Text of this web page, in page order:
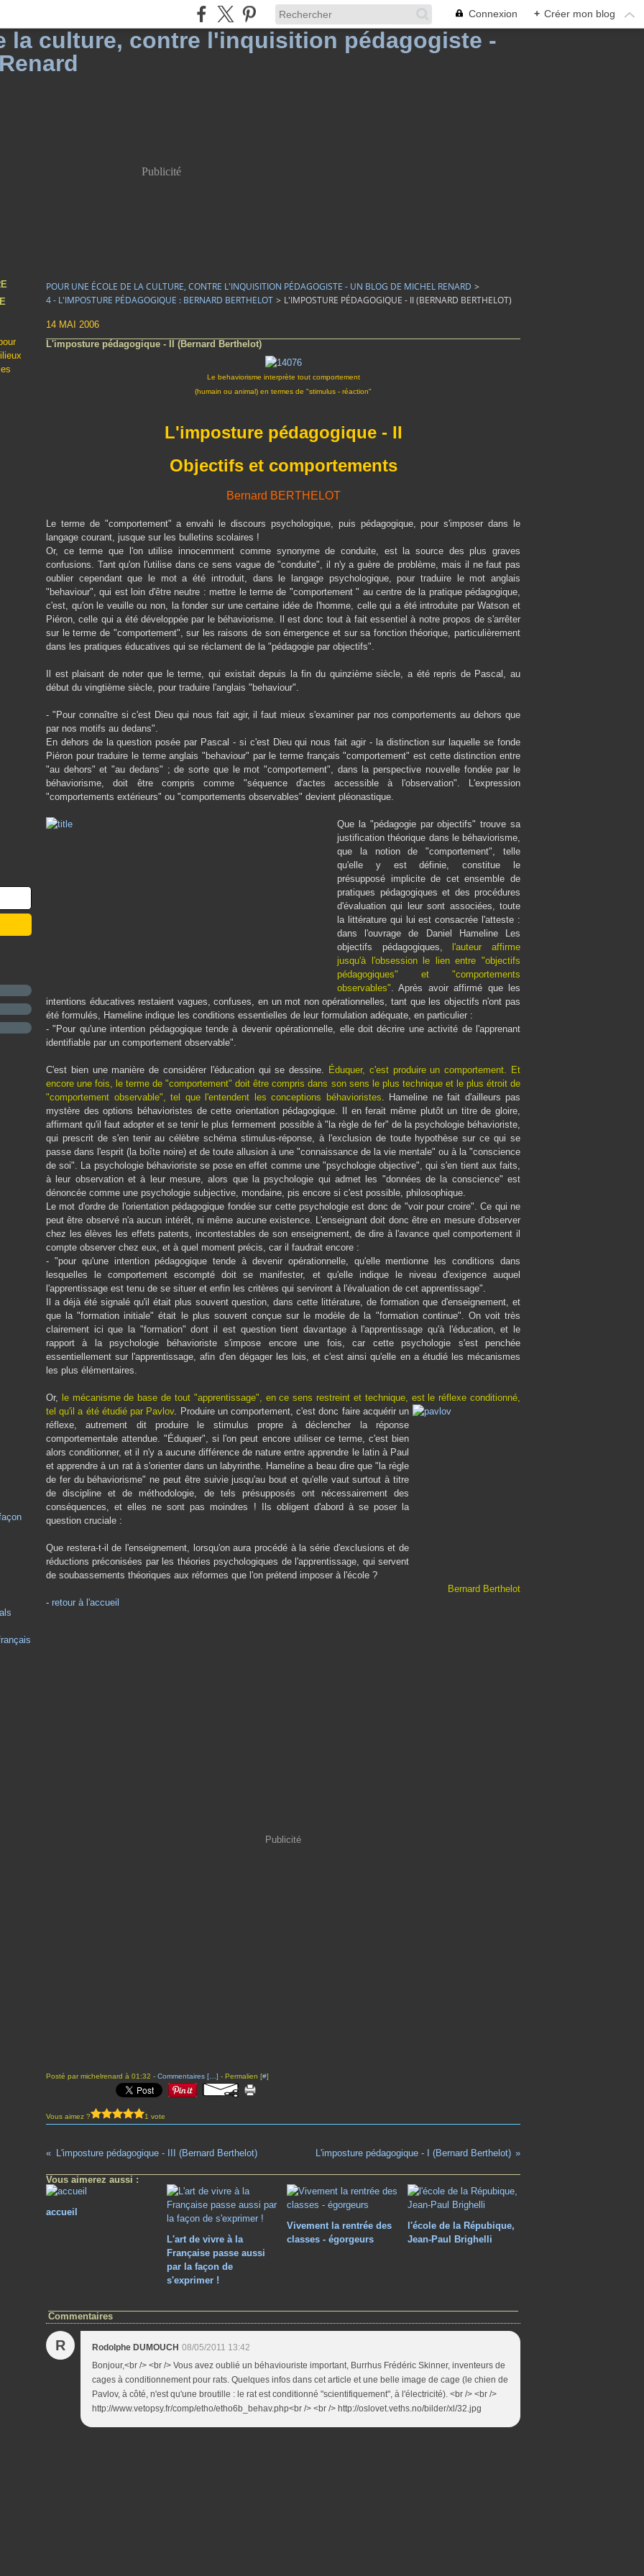
Connexion + Créer mon blog
Publicité
POUR UNE ÉCOLE DE LA CULTURE, CONTRE L'INQUISITION PÉDAGOGISTE - UN BLOG DE MICHEL RENARD >
4 - L'IMPOSTURE PÉDAGOGIQUE : BERNARD BERTHELOT > L'IMPOSTURE PÉDAGOGIQUE - II (BERNARD BERTHELOT)
14 MAI 2006
L'imposture pédagogique - II (Bernard Berthelot)
Le behaviorisme interprète tout comportement
(humain ou animal) en termes de "stimulus - réaction"
L'imposture pédagogique - II
Objectifs et comportements
Bernard BERTHELOT
Le terme de "comportement" a envahi le discours psychologique, puis pédagogique, pour s'imposer dans le
langage courant, jusque sur les bulletins scolaires !
Or, ce terme que l'on utilise innocemment comme synonyme de conduite, est la source des plus graves
confusions. Tant qu'on l'utilise dans ce sens vague de "conduite", il n'y a guère de problème, mais il ne faut pas
oublier cependant que le mot a été introduit, dans le langage psychologique, pour traduire le mot anglais
"behaviour", qui est loin d'être neutre : mettre le terme de "comportement " au centre de la pratique pédagogique,
c'est, qu'on le veuille ou non, la fonder sur une certaine idée de l'homme, celle qui a été introduite par Watson et
Piéron, celle qui a été développée par le béhaviorisme. Il est donc tout à fait essentiel à notre propos de s'arrêter
sur le terme de "comportement", sur les raisons de son émergence et sur sa fonction théorique, particulièrement
dans les pratiques éducatives qui se réclament de la "pédagogie par objectifs".
Il est plaisant de noter que le terme, qui existait depuis la fin du quinzième siècle, a été repris de Pascal, au
début du vingtième siècle, pour traduire l'anglais "behaviour".
- "Pour connaître si c'est Dieu qui nous fait agir, il faut mieux s'examiner par nos comportements au dehors que
par nos motifs au dedans".
En dehors de la question posée par Pascal - si c'est Dieu qui nous fait agir - la distinction sur laquelle se fonde
Piéron pour traduire le terme anglais "behaviour" par le terme français "comportement" est cette distinction entre
"au dehors" et "au dedans" ; de sorte que le mot "comportement", dans la perspective nouvelle fondée par le
béhaviorisme, doit être compris comme "séquence d'actes accessible à l'observation". L'expression
"comportements extérieurs" ou "comportements observables" devient pléonastique.
Que la "pédagogie par objectifs" trouve sa
justification théorique dans le béhaviorisme,
que la notion de "comportement", telle
qu'elle y est définie, constitue le
présupposé implicite de cet ensemble de
pratiques pédagogiques et des procédures
d'évaluation qui leur sont associées, toute
la littérature qui lui est consacrée l'atteste :
dans l'ouvrage de Daniel Hameline Les
objectifs pédagogiques,
l'auteur affirme
jusqu'à l'obsession le lien entre "objectifs
pédagogiques" et "comportements
observables". Après avoir affirmé que les
intentions éducatives restaient vagues, confuses, en un mot non opérationnelles, tant que les objectifs n'ont pas
été formulés, Hameline indique les conditions essentielles de leur formulation adéquate, en particulier :
- "Pour qu'une intention pédagogique tende à devenir opérationnelle, elle doit décrire une activité de l'apprenant
identifiable par un comportement observable".
C'est bien une manière de considérer l'éducation qui se dessine. Éduquer, c'est produire un comportement. Et
encore une fois, le terme de "comportement" doit être compris dans son sens le plus technique et le plus étroit de
"comportement observable", tel que l'entendent les conceptions béhavioristes. Hameline ne fait d'ailleurs pas
mystère des options béhavioristes de cette orientation pédagogique. Il en ferait même plutôt un titre de gloire,
affirmant qu'il faut adopter et se tenir le plus fermement possible à "la règle de fer" de la psychologie béhavioriste,
qui prescrit de s'en tenir au célèbre schéma stimulus-réponse, à l'exclusion de toute hypothèse sur ce qui se
passe dans l'esprit (la boîte noire) et de toute allusion à une "connaissance de la vie mentale" ou à la "conscience
de soi". La psychologie béhavioriste se pose en effet comme une "psychologie objective", qui s'en tient aux faits,
à leur observation et à leur mesure, alors que la psychologie qui admet les "données de la conscience" est
dénoncée comme une psychologie subjective, mondaine, pis encore si c'est possible, philosophique.
Le mot d'ordre de l'orientation pédagogique fondée sur cette psychologie est donc de "voir pour croire". Ce qui ne
peut être observé n'a aucun intérêt, ni même aucune existence. L'enseignant doit donc être en mesure d'observer
chez les élèves les effets patents, incontestables de son enseignement, de dire à l'avance quel comportement il
compte observer chez eux, et à quel moment précis, car il faudrait encore :
- "pour qu'une intention pédagogique tende à devenir opérationnelle, qu'elle mentionne les conditions dans
lesquelles le comportement escompté doit se manifester, et qu'elle indique le niveau d'exigence auquel
l'apprentissage est tenu de se situer et enfin les critères qui serviront à l'évaluation de cet apprentissage".
Il a déjà été signalé qu'il était plus souvent question, dans cette littérature, de formation que d'enseignement, et
que la "formation initiale" était le plus souvent conçue sur le modèle de la "formation continue". On voit très
clairement ici que la "formation" dont il est question tient davantage à l'apprentissage qu'à l'éducation, et le
rapport à la psychologie béhavioriste s'impose encore une fois, car cette psychologie s'est penchée
essentiellement sur l'apprentissage, afin d'en dégager les lois, et c'est ainsi qu'elle en a étudié les mécanismes
les plus élémentaires.
Or, le mécanisme de base de tout "apprentissage", en ce sens restreint et technique, est le réflexe conditionné,
tel qu'il a été étudié par Pavlov. Produire un comportement, c'est donc faire acquérir un
réflexe, autrement dit produire le stimulus propre à déclencher la réponse
comportementale attendue. "Éduquer", si l'on peut encore utiliser ce terme, c'est bien
alors conditionner, et il n'y a aucune différence de nature entre apprendre le latin à Paul
et apprendre à un rat à s'orienter dans un labyrinthe. Hameline a beau dire que "la règle
de fer du béhaviorisme" ne peut être suivie jusqu'au bout et qu'elle vaut surtout à titre
de discipline et de méthodologie, de tels présupposés ont nécessairement des
conséquences, et elles ne sont pas moindres ! Ils obligent d'abord à se poser la
question cruciale :
Que restera-t-il de l'enseignement, lorsqu'on aura procédé à la série d'exclusions et de
réductions préconisées par les théories psychologiques de l'apprentissage, qui servent
de soubassements théoriques aux réformes que l'on prétend imposer à l'école ?
Bernard Berthelot
- retour à l'accueil
Publicité
Posté par michelrenard à 01:32 - Commentaires [ ] - Permalien [#]
Vous aimez ? 1 vote
L'imposture pédagogique - III (Bernard Berthelot) L'imposture pédagogique - I (Bernard Berthelot)
Vous aimerez aussi :
accueil
L'art de vivre à la
Française passe aussi
par la façon de
s'exprimer !
Vivement la rentrée des
classes - égorgeurs
l'école de la Répubique,
Jean-Paul Brighelli
Commentaires
R Rodolphe DUMOUCH 08/05/2011 13:42
Bonjour,<br /> <br /> Vous avez oublié un béhaviouriste important, Burrhus Frédéric Skinner, inventeurs de
cages à conditionnement pour rats. Quelques infos dans cet article et une belle image de cage (le chien de
Pavlov, à côté, n'est qu'une broutille : le rat est conditionné "scientifiquement", à l'électricité). <br /> <br />
http://www.vetopsy.fr/comp/etho/etho6b_behav.php<br /> <br /> http://oslovet.veths.no/bilder/xl/32.jpg